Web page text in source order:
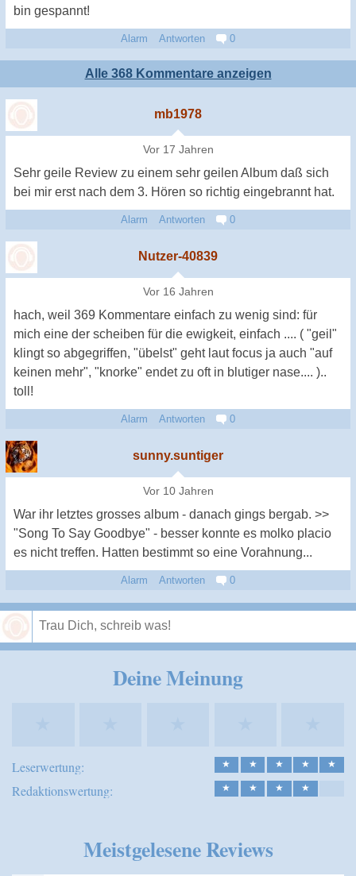
bin gespannt!
Alarm Antworten 0
Alle 368 Kommentare anzeigen
mb1978
Vor 17 Jahren
Sehr geile Review zu einem sehr geilen Album daß sich
bei mir erst nach dem 3. Hören so richtig eingebrannt hat.
Alarm Antworten 0
Nutzer-40839
Vor 16 Jahren
hach, weil 369 Kommentare einfach zu wenig sind: für
mich eine der scheiben für die ewigkeit, einfach .... ( "geil"
klingt so abgegriffen, "übelst" geht laut focus ja auch "auf
keinen mehr", "knorke" endet zu oft in blutiger nase.... )..
toll!
Alarm Antworten 0
sunny.suntiger
Vor 10 Jahren
War ihr letztes grosses album - danach gings bergab. >>
"Song To Say Goodbye" - besser konnte es molko placio
es nicht treffen. Hatten bestimmt so eine Vorahnung...
Alarm Antworten 0
Deine Meinung
Leserwertung: ★ ★ ★ ★ ★
Redaktionswertung: ★ ★ ★ ★
Meistgelesene Reviews